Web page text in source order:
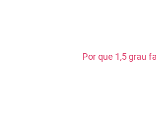
Por que 1,5 grau